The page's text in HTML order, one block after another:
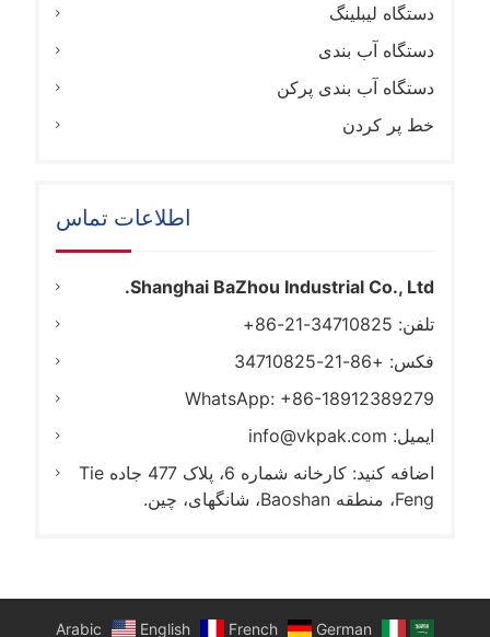
دستگاه لیبلینگ
دستگاه آب بندی
دستگاه آب بندی پرکن
خط پر کردن
اطلاعات تماس
Shanghai BaZhou Industrial Co., Ltd.
تلفن: 34710825-21-86+
فکس: +86-21-34710825
WhatsApp: +86-18912389279
ایمیل: info@vkpak.com
اضافه کنید: کارخانه شماره 6، پلاک 477 جاده Tie
Feng، منطقه Baoshan، شانگهای، چین.
Arabic English French German